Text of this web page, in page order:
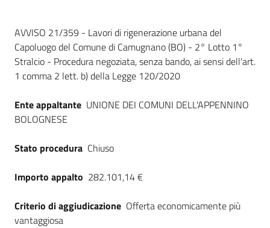
Seguici
su
Dati del bando
AVVISO 21/359 - Lavori di rigenerazione urbana del
Capoluogo del Comune di Camugnano (BO) - 2° Lotto 1°
Stralcio - Procedura negoziata, senza bando, ai sensi dell'art.
1 comma 2 lett. b) della Legge 120/2020
Ente appaltante UNIONE DEI COMUNI DELL'APPENNINO
BOLOGNESE
Stato procedura Chiuso
Importo appalto 282.101,14 €
Criterio di aggiudicazione Offerta economicamente più
vantaggiosa